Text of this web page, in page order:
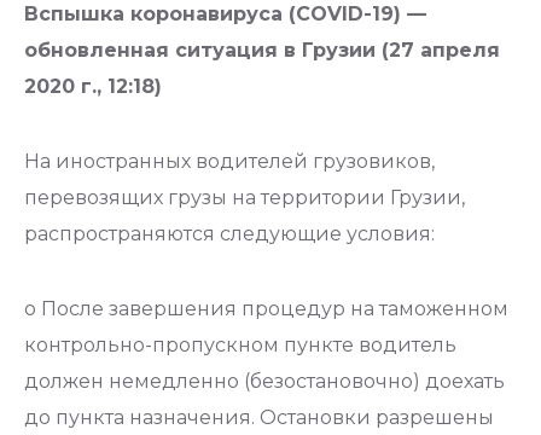
Вспышка коронавируса (COVID-19) —
обновленная ситуация в Грузии (27 апреля
2020 г., 12:18)
На иностранных водителей грузовиков,
перевозящих грузы на территории Грузии,
распространяются следующие условия:
o После завершения процедур на таможенном
контрольно-пропускном пункте водитель
должен немедленно (безостановочно) доехать
до пункта назначения. Остановки разрешены